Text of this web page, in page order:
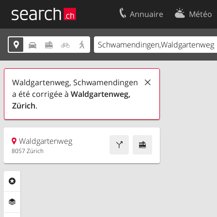
Annuaire Météo
    
Waldgartenweg, Schwamendingen
a été corrigée à Waldgartenweg,
Zürich.
Waldgartenweg
8057 Zürich
Votre inscription
Centre clients
Contact
Conditions